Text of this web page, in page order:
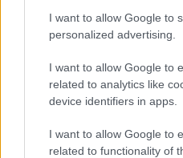
I want to allow Google to
personalized advertising.
I want to allow Google to
related to analytics like
device identifiers in apps.
I want to allow Google to
related to functionality of